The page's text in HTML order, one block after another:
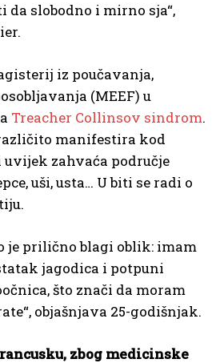
da slobodno i mirno sja“,
iz poučavanja,
(MEEF) u
Treacher Collinsov sindrom.
manifestira kod
zahvaća područje
uši, usta… U biti se radi o
je prilično blagi oblik: imam
jagodica i potpuni
što znači da moram
objašnjava 25-godišnjak.
zbog medicinske